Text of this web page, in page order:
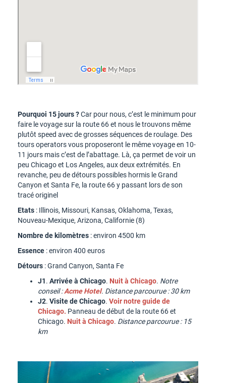
Pourquoi 15 jours ?Car pour nous, c’est le minimum pour
faire le voyage sur la route 66 et nous le trouvons même
plutôt speed avec de grosses séquences de roulage. Des
tours operators vous proposeront le même voyage en 10-
11 jours mais c’est de l’abattage. Là, ça permet de voir un
peu Chicago et Los Angeles, aux deux extrémités. En
revanche, peu de détours possibles hormis le Grand
Canyon et Santa Fe, la route 66 y passant lors de son
tracé originel
Etats : Illinois, Missouri, Kansas, Oklahoma, Texas,
Nouveau-Mexique, Arizona, Californie (8)
Nombre de kilomètres : environ 4500 km
Essence : environ 400 euros
Détours : Grand Canyon, Santa Fe
J1. Arrivée à Chicago. Nuit à Chicago. Notre
conseil :Acme Hotel. Distance parcourue : 30 km
J2. Visite de Chicago. Voir notre guide de
Chicago. Panneau de début de la route 66 et
Chicago. Nuit à Chicago. Distance parcourue : 15
km